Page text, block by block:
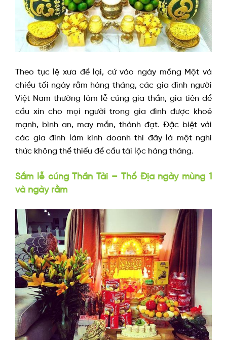
Theo tục lệ xưa để lại, cứ vào ngày mồng Một và
chiều tối ngày rằm hàng tháng, các gia đình người
Việt Nam thường làm lễ cúng gia thần, gia tiên để
cầu xin cho mọi người trong gia đình được khoẻ
mạnh, bình an, may mắn, thành đạt. Đặc biệt với
các gia đình làm kinh doanh thì đây là một nghi
thức không thể thiếu để cầu tài lộc hàng tháng.
Sắm lễ cúng Thần Tài – Thổ Địa ngày mùng 1
và ngày rằm